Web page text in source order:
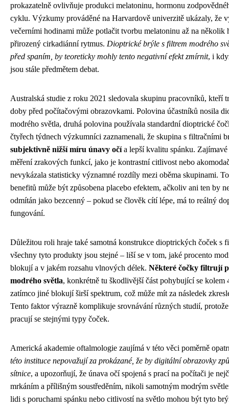
prokazatelně ovlivňuje produkci melatoninu, hormonu
cyklu. Výzkumy prováděné na Harvardově univerzitě ukázaly, že
večerními hodinami může potlačit tvorbu melatoninu až na několik
přirozený cirkadiánní rytmus. Dioptrické brýle s filtrem modrého
před spaním, by teoreticky mohly tento negativní efekt zmírnit, i
jsou stále předmětem debat.
Australská studie z roku 2021 sledovala skupinu pracovníků, kteří
doby před počítačovými obrazovkami. Polovina účastníků nosila
modrého světla, druhá polovina používala standardní dioptrické
čtyřech týdnech výzkumníci zaznamenali, že skupina s filtračními
subjektivně nižší míru únavy očía lepší kvalitu spánku.
měření zrakových funkcí, jako je kontrastní citlivost nebo
nevykázala statisticky významné rozdíly mezi oběma skupinami.
benefitů může být způsobena placebo efektem, ačkoliv ani ten by
odmítán jako bezcenný – pokud se člověk cítí lépe, má to reálný
fungování.
Důležitou roli hraje také samotná konstrukce dioptrických čoček s
všechny tyto produkty jsou stejné – liší se v tom, jaké procento
blokují a v jakém rozsahu vlnových délek. Některé čočky filtrují
modrého světla, konkrétně tu škodlivější část pohybující se kolem
zatímco jiné blokují širší spektrum, což může mít za následek
Tento faktor výrazně komplikuje srovnávání různých studií,
pracují se stejnými typy čoček.
Americká akademie oftalmologie zaujímá v této věci poměrně
této instituce nepovažují za prokázané, že by digitální obrazovky
sítnice, a upozorňují, že únava očí spojená s prací na počítači je
mrkáním a přílišným soustředěním, nikoli samotným modrým
lidi s poruchami spánku nebo citlivostí na světlo mohou být tyto